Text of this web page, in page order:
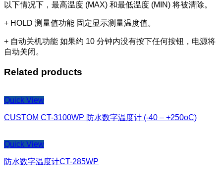
以下情况下，最高温度 (MAX) 和最低温度 (MIN) 将被清除。
+ HOLD 测量值功能 固定显示测量温度值。
+ 自动关机功能 如果约 10 分钟内没有按下任何按钮，电源将
自动关闭。
Related products
Quick View
CUSTOM CT-3100WP 防水数字温度计 (-40 – +250oC)
Quick View
防水数字温度计CT-285WP